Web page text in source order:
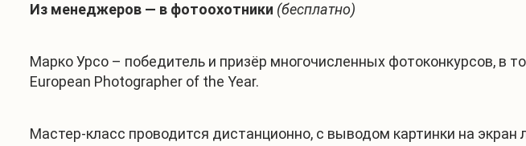
Из менеджеров — в фотоохотники (бесплатно)
Марко Урсо – победитель и призёр многочисленных фотоконкурсов, в
European Photographer of the Year.
Мастер-класс проводится дистанционно, с выводом картинки на